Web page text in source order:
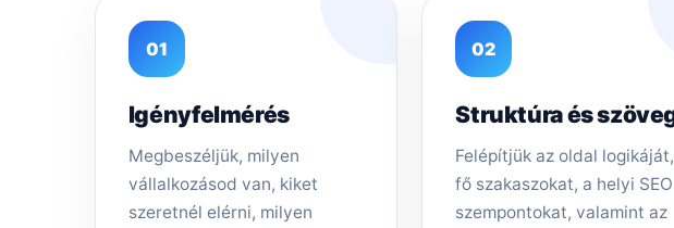
01
Igényfelmérés
Megbeszéljük, milyen
vállalkozásod van, kiket
szeretnél elérni, milyen
02
Struktúra és
Felépítjük az oldal
fő szakaszokat, a helyi SEO
szempontokat, valamint az